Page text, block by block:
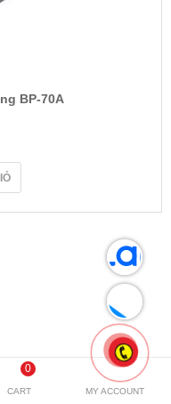
BP-70A
0
CART MY ACCOUNT